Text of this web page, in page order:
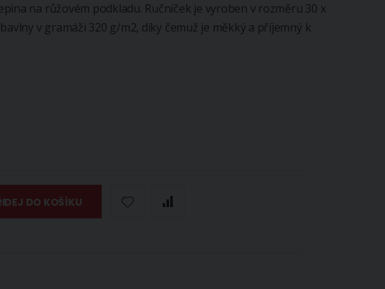
na růžovém podkladu. Ručníček je vyroben v rozměru 30 x
v gramáži 320 g/m2, díky čemuž je měkký a příjemný k
DO KOŠÍKU